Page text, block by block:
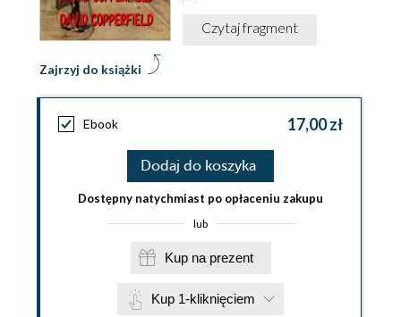
Zajrzyj do książki
Czytaj fragment
Ebook 17,00 zł
Dodaj do koszyka
Dostępny natychmiast po opłaceniu zakupu
lub
Kup na prezent
Kup 1-kliknięciem